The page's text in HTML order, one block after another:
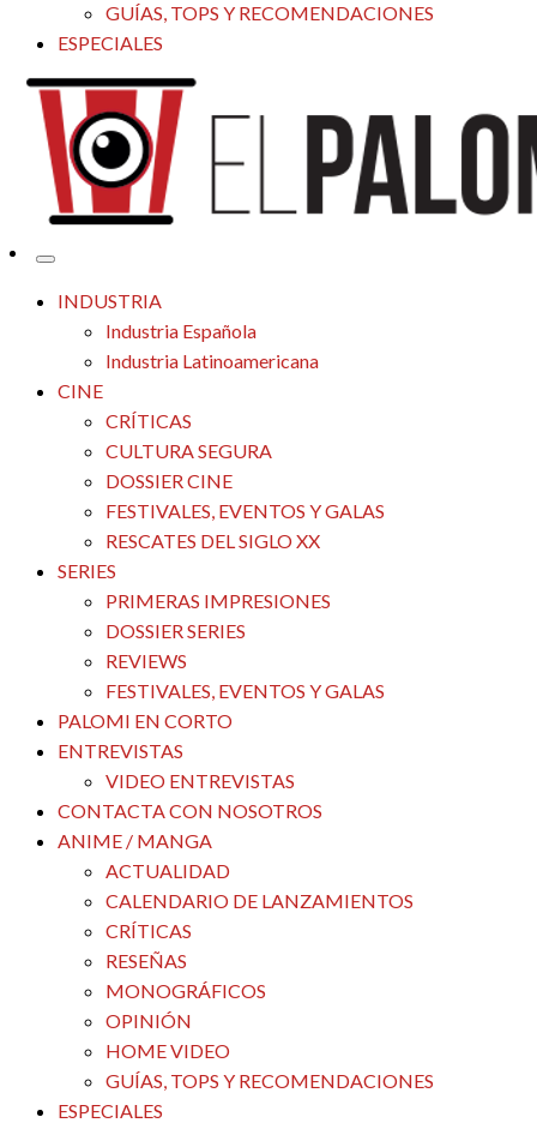
GUÍAS, TOPS Y RECOMENDACIONES
ESPECIALES
El Palomitrón
Tu espacio de la industria de cine española y latinoamericana
INDUSTRIA
Industria Española
Industria Latinoamericana
CINE
CRÍTICAS
CULTURA SEGURA
DOSSIER CINE
FESTIVALES, EVENTOS Y GALAS
RESCATES DEL SIGLO XX
SERIES
PRIMERAS IMPRESIONES
DOSSIER SERIES
REVIEWS
FESTIVALES, EVENTOS Y GALAS
PALOMI EN CORTO
ENTREVISTAS
VIDEO ENTREVISTAS
CONTACTA CON NOSOTROS
ANIME / MANGA
ACTUALIDAD
CALENDARIO DE LANZAMIENTOS
CRÍTICAS
RESEÑAS
MONOGRÁFICOS
OPINIÓN
HOME VIDEO
GUÍAS, TOPS Y RECOMENDACIONES
ESPECIALES